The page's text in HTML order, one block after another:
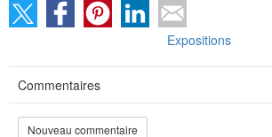
Expositions
Commentaires
Nouveau commentaire